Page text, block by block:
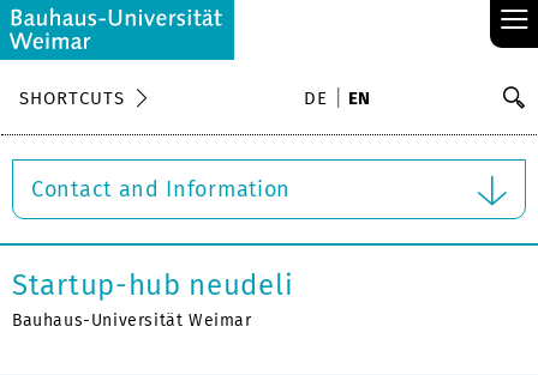
≡
SHORTCUTS DE EN
Contact and Information
Startup-hub neudeli
Bauhaus-Universität Weimar